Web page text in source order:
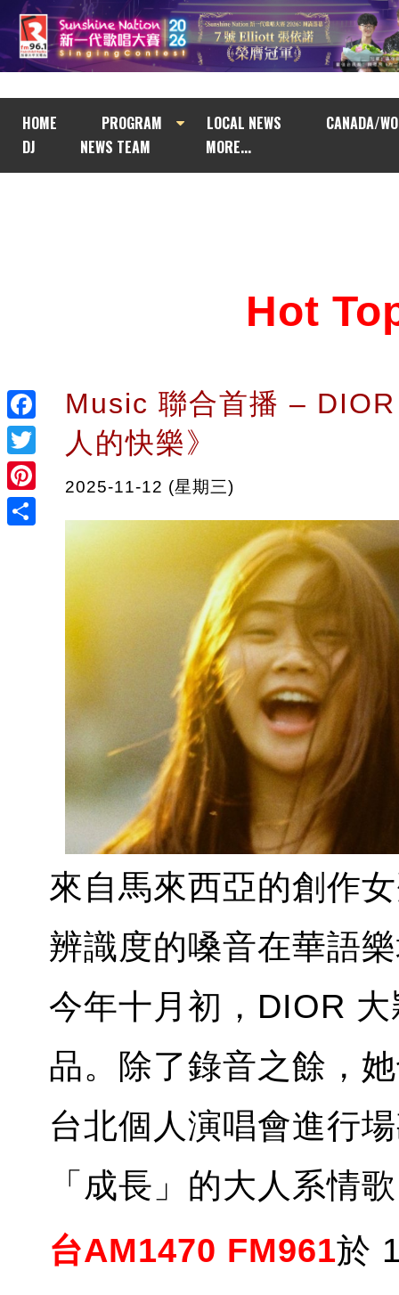
HOME PROGRAM LOCAL NEWS
CANADA/
DJ
NEWS TEAM MORE...
Facebook
Twitter
Pinterest
Hot
Music 聯合首播 –
人的快樂》
2025-11-12 (星期三)
來自馬來西亞的創作
辨識度的嗓音在華語
今年十月初，DIOR
品。除了錄音之餘，
台北個人演唱會進行
「成長」的大人系情
台AM1470 FM961於